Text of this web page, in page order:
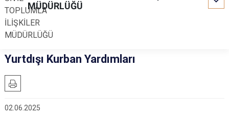
MÜDÜRLÜĞÜ
Yurtdışı Kurban Yardımları
02.06.2025